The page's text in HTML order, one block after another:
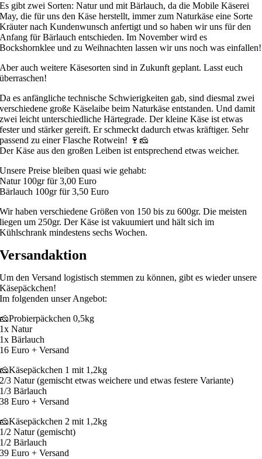
Es gibt zwei Sorten: Natur und mit Bärlauch, da die Mobile Käserei
May, die für uns den Käse herstellt, immer zum Naturkäse eine Sorte
Kräuter nach Kundenwunsch anfertigt und so haben wir uns für den
Anfang für Bärlauch entschieden. Im November wird es
Bockshornklee und zu Weihnachten lassen wir uns noch was einfallen!
Aber auch weitere Käsesorten sind in Zukunft geplant. Lasst euch
überraschen!
Da es anfängliche technische Schwierigkeiten gab, sind diesmal zwei
verschiedene große Käselaibe beim Naturkäse entstanden. Und damit
zwei leicht unterschiedliche Härtegrade. Der kleine Käse ist etwas
fester und stärker gereift. Er schmeckt dadurch etwas kräftiger. Sehr
passend zu einer Flasche Rotwein! 🍷🧀
Der Käse aus den großen Leiben ist entsprechend etwas weicher.
Unsere Preise bleiben quasi wie gehabt:
Natur 100gr für 3,00 Euro
Bärlauch 100gr für 3,50 Euro
Wir haben verschiedene Größen von 150 bis zu 600gr. Die meisten
liegen um 250gr. Der Käse ist vakuumiert und hält sich im
Kühlschrank mindestens sechs Wochen.
Versandaktion
Um den Versand logistisch stemmen zu können, gibt es wieder unsere
Käsepäckchen!
Im folgenden unser Angebot:
🧀Probierpäckchen 0,5kg
1x Natur
1x Bärlauch
16 Euro + Versand
🧀Käsepäckchen 1 mit 1,2kg
2/3 Natur (gemischt etwas weichere und etwas festere Variante)
1/3 Bärlauch
38 Euro + Versand
🧀Käsepäckchen 2 mit 1,2kg
1/2 Natur (gemischt)
1/2 Bärlauch
39 Euro + Versand